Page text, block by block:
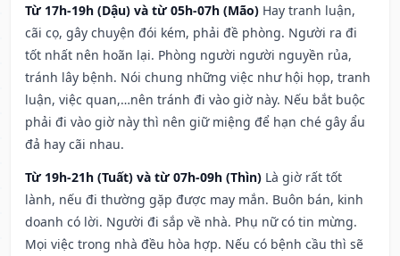
Từ 17h-19h (Dậu) và từ 05h-07h (Mão) Hay tranh luận,
cãi cọ, gây chuyện đói kém, phải đề phòng. Người ra đi
tốt nhất nên hoãn lại. Phòng người người nguyền rủa,
tránh lây bệnh. Nói chung những việc như hội họp, tranh
luận, việc quan,…nên tránh đi vào giờ này. Nếu bắt buộc
phải đi vào giờ này thì nên giữ miệng để hạn ché gây ẩu
đả hay cãi nhau.
Từ 19h-21h (Tuất) và từ 07h-09h (Thìn) Là giờ rất tốt
lành, nếu đi thường gặp được may mắn. Buôn bán, kinh
doanh có lời. Người đi sắp về nhà. Phụ nữ có tin mừng.
Mọi việc trong nhà đều hòa hợp. Nếu có bệnh cầu thì sẽ